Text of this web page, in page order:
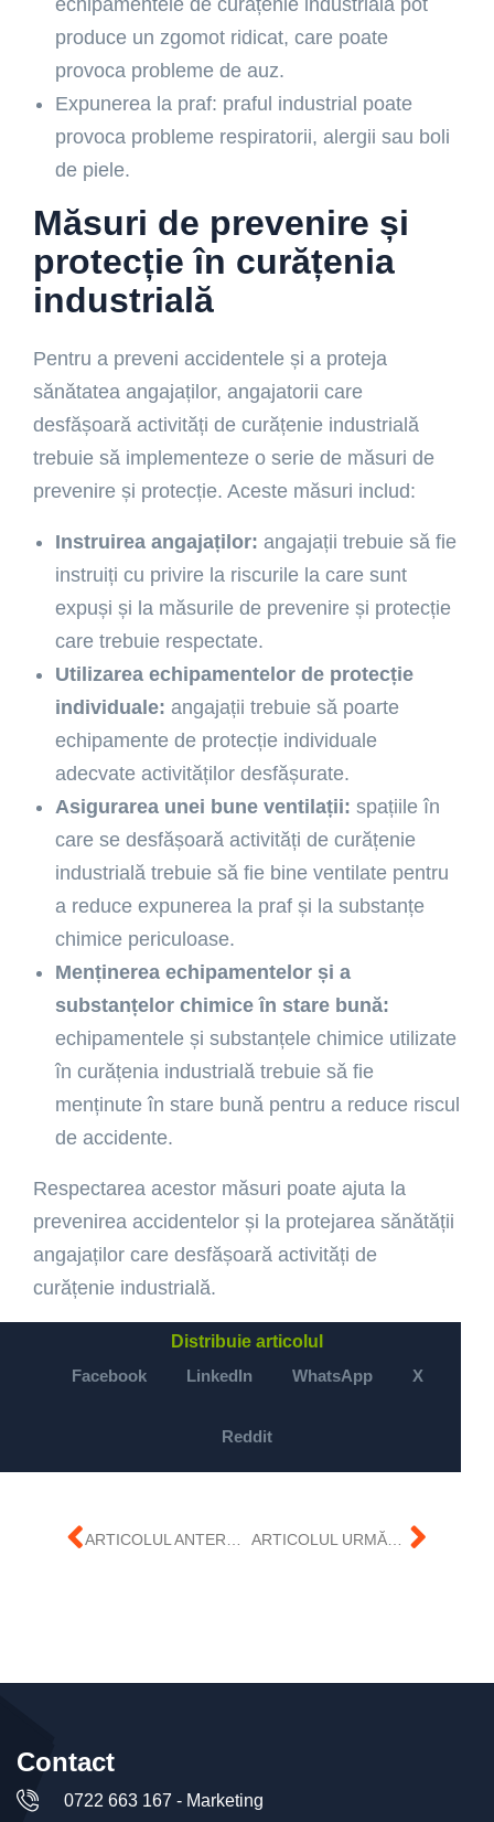
echipamentele de curățenie industrială pot
produce un zgomot ridicat, care poate
provoca probleme de auz.
Expunerea la praf: praful industrial poate
provoca probleme respiratorii, alergii sau boli
de piele.
Măsuri de prevenire și
protecție în curățenia
industrială
Pentru a preveni accidentele și a proteja
sănătatea angajaților, angajatorii care
desfășoară activități de curățenie industrială
trebuie să implementeze o serie de măsuri de
prevenire și protecție. Aceste măsuri includ:
Instruirea angajaților: angajații trebuie să fie
instruiți cu privire la riscurile la care sunt
expuși și la măsurile de prevenire și protecție
care trebuie respectate.
Utilizarea echipamentelor de protecție
individuale: angajații trebuie să poarte
echipamente de protecție individuale
adecvate activităților desfășurate.
Asigurarea unei bune ventilații: spațiile în
care se desfășoară activități de curățenie
industrială trebuie să fie bine ventilate pentru
a reduce expunerea la praf și la substanțe
chimice periculoase.
Menținerea echipamentelor și a
substanțelor chimice în stare bună:
echipamentele și substanțele chimice utilizate
în curățenia industrială trebuie să fie
menținute în stare bună pentru a reduce riscul
de accidente.
Respectarea acestor măsuri poate ajuta la
prevenirea accidentelor și la protejarea sănătății
angajaților care desfășoară activități de
curățenie industrială.
Distribuie articolul
Facebook
LinkedIn WhatsApp X
Reddit
ARTICOLUL URMĂTOR
Contact
0722 663 167 - Marketing